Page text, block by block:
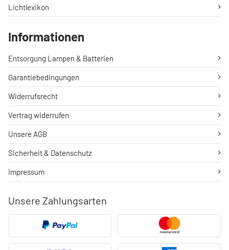
Unsere Zahlungsarten
Lichtlexikon
Informationen
Entsorgung Lampen & Batterien
Garantiebedingungen
Widerrufsrecht
Vertrag widerrufen
Unsere AGB
Sicherheit & Datenschutz
Impressum